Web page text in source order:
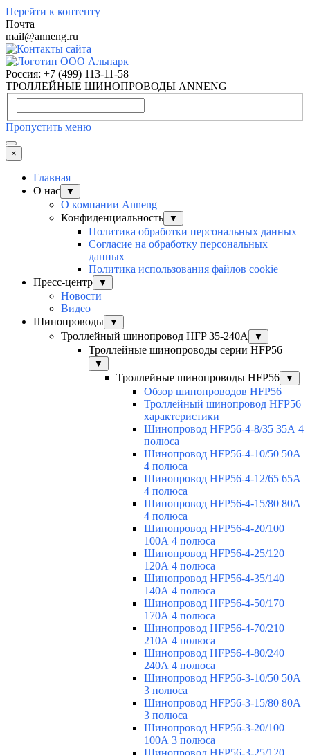
Перейти к контенту
Почта
mail@anneng.ru
Россия: +7 (499) 113-11-58
ТРОЛЛЕЙНЫЕ ШИНОПРОВОДЫ ANNENG
Пропустить меню
×
Главная
О нас
▼
О компании Anneng
Конфиденциальность
▼
Политика обработки персональных данных
Согласие на обработку персональных
данных
Политика использования файлов cookie
Пресс-центр
▼
Новости
Видео
Шинопроводы
▼
Троллейный шинопровод HFP 35-240А ▼
Троллейные шинопроводы серии HFP56
▼
Троллейные шинопроводы HFP56 ▼
Обзор шинопроводов HFP56
Троллейный шинопровод HFP56
характеристики
Шинопровод HFP56-4-8/35 35А 4
полюса
Шинопровод HFP56-4-10/50 50А
4 полюса
Шинопровод HFP56-4-12/65 65А
4 полюса
Шинопровод HFP56-4-15/80 80А
4 полюса
Шинопровод HFP56-4-20/100
100А 4 полюса
Шинопровод HFP56-4-25/120
120А 4 полюса
Шинопровод HFP56-4-35/140
140А 4 полюса
Шинопровод HFP56-4-50/170
170А 4 полюса
Шинопровод HFP56-4-70/210
210А 4 полюса
Шинопровод HFP56-4-80/240
240А 4 полюса
Шинопровод HFP56-3-10/50 50А
3 полюса
Шинопровод HFP56-3-15/80 80А
3 полюса
Шинопровод HFP56-3-20/100
100А 3 полюса
Шинопровод HFP56-3-25/120